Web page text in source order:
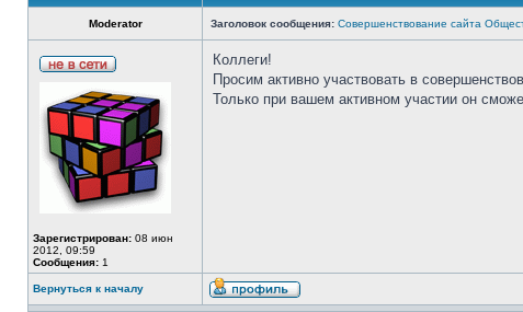
Moderator Заголовок сообщения: Совершенствование сайта
Зарегистрирован: 08 июн
2012, 09:59
Сообщения: 1
Коллеги!
Просим активно участвовать в
Только при вашем активном участии он
Вернуться к началу